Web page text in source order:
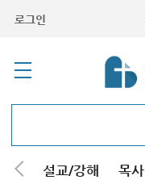
로그인
내 설교/강해 목